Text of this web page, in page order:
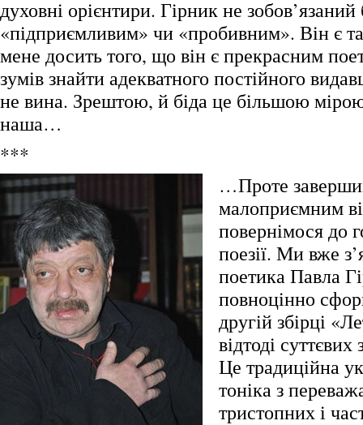
духовні орієнтири. Гірник не зобов’язаний
«підприємливим» чи «пробивним». Він є
мене досить того, що він є прекрасним
зумів знайти адекватного постійного
не вина. Зрештою, й біда це більшою
наша…
***
…Проте
малоприємним
повернімося до
поезії. Ми вже
поетика Павла
повноцінно
другій збірці
відтоді
Це традиційна
тоніка з
тристопних і